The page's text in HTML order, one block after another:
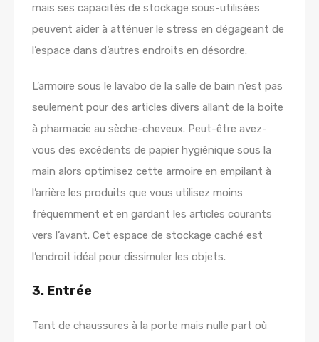
mais ses capacités de stockage sous-utilisées
peuvent aider à atténuer le stress en dégageant de
l’espace dans d’autres endroits en désordre.
L’armoire sous le lavabo de la salle de bain n’est pas
seulement pour des articles divers allant de la boite
à pharmacie au sèche-cheveux. Peut-être avez-
vous des excédents de papier hygiénique sous la
main alors optimisez cette armoire en empilant à
l’arrière les produits que vous utilisez moins
fréquemment et en gardant les articles courants
vers l’avant. Cet espace de stockage caché est
l’endroit idéal pour dissimuler les objets.
3. Entrée
Tant de chaussures à la porte mais nulle part où